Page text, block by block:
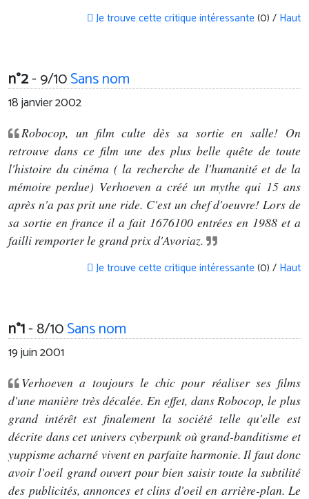
Je trouve cette critique intéressante(0) / Haut
n°2- 9/10Sans nom
18 janvier 2002
Robocop, un film culte dès sa sortie en salle! On
retrouve dans ce film une des plus belle quête de toute
l'histoire du cinéma ( la recherche de l'humanité et de la
mémoire perdue) Verhoeven a créé un mythe qui 15 ans
après n'a pas prit une ride. C'est un chef d'oeuvre! Lors de
sa sortie en france il a fait 1676100 entrées en 1988 et a
failli remporter le grand prix d'Avoriaz.
Je trouve cette critique intéressante(0) / Haut
n°1- 8/10Sans nom
19 juin 2001
Verhoeven a toujours le chic pour réaliser ses films
d'une manière très décalée. En effet, dans Robocop, le plus
grand intérêt est finalement la société telle qu'elle est
décrite dans cet univers cyberpunk où grand-banditisme et
yuppisme acharné vivent en parfaite harmonie. Il faut donc
avoir l'oeil grand ouvert pour bien saisir toute la subtilité
des publicités, annonces et clins d'oeil en arrière-plan. Le